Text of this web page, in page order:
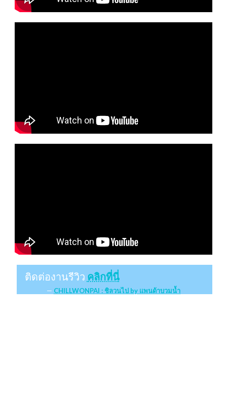
ติดต่องานรีวิว คลิกที่นี่
CHILLWONPAI : ชิลวนไป by แพนด้าบวมน้ำ